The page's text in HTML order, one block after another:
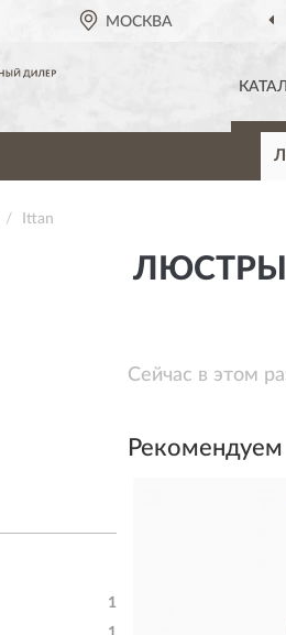
МОСКВА
Ittan
1
ЛЮСТРЫ
Сейчас в этом
Рекомендуем